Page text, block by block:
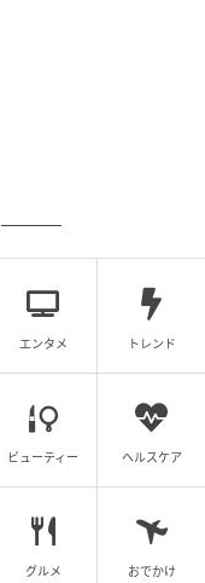
エンタメ トレンド
ビューティー ヘルスケア
グルメ おでかけ